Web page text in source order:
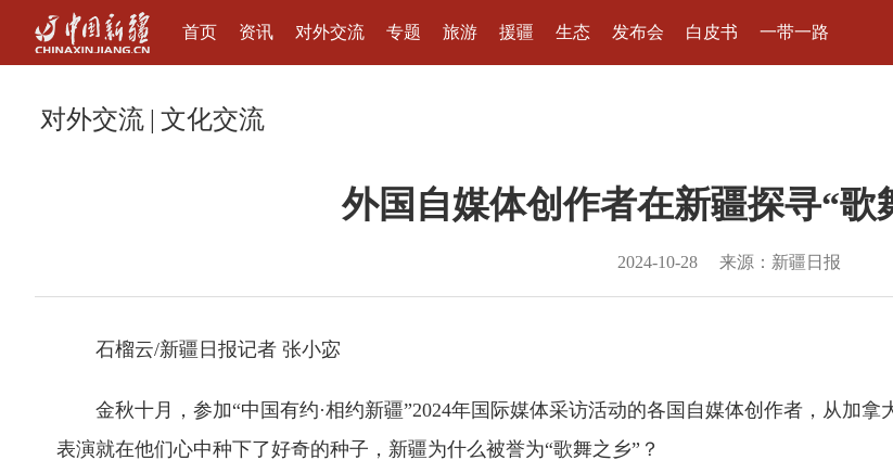
首页 资讯 对外交流 专题 旅游 援疆 生态 发布会 白皮书 一带一路
对外交流 | 文化交流
外国自媒体创作者在新疆探寻“歌
2024-10-28 来源：新疆日报
石榴云/新疆日报记者 张小宓
金秋十月，参加“中国有约·相约新疆”2024年国际媒体采访活动的各国自媒体创作者，从加
表演就在他们心中种下了好奇的种子，新疆为什么被誉为“歌舞之乡”？